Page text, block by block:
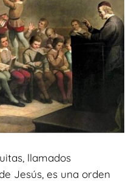
llamados
Jesús, es una orden